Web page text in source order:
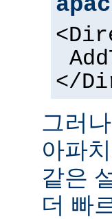
</
그러
아파
같은
더 빠